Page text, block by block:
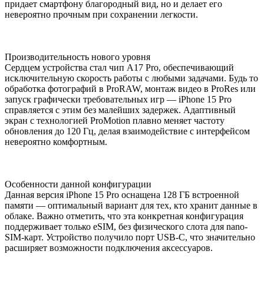
придает смартфону благородный вид, но и делает его
невероятно прочным при сохранении легкости.
Производительность нового уровня
Сердцем устройства стал чип A17 Pro, обеспечивающий
исключительную скорость работы с любыми задачами. Будь то
обработка фотографий в ProRAW, монтаж видео в ProRes или
запуск графически требовательных игр — iPhone 15 Pro
справляется с этим без малейших задержек. Адаптивный
экран с технологией ProMotion плавно меняет частоту
обновления до 120 Гц, делая взаимодействие с интерфейсом
невероятно комфортным.
Особенности данной конфигурации
Данная версия iPhone 15 Pro оснащена 128 ГБ встроенной
памяти — оптимальный вариант для тех, кто хранит данные в
облаке. Важно отметить, что эта конкретная конфигурация
поддерживает только eSIM, без физического слота для nano-
SIM-карт. Устройство получило порт USB-C, что значительно
расширяет возможности подключения аксессуаров.